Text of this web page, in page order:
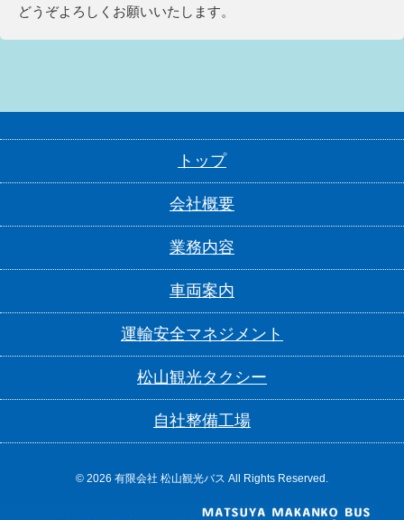
どうぞよろしくお願いいたします。
トップ
会社概要
業務内容
車両案内
運輸安全マネジメント
松山観光タクシー
自社整備工場
© 2026 有限会社 松山観光バス All Rights Reserved.